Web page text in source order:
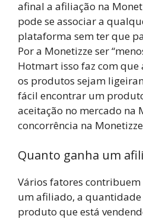
afinal a afiliação na
pode se associar a
plataforma sem ter que
Por a Monetizze ser
Hotmart isso faz com que
os produtos sejam
fácil encontrar um
aceitação no mercado na
concorrência na
Quanto ganha um
Vários fatores
um afiliado, a quantidade
produto que está